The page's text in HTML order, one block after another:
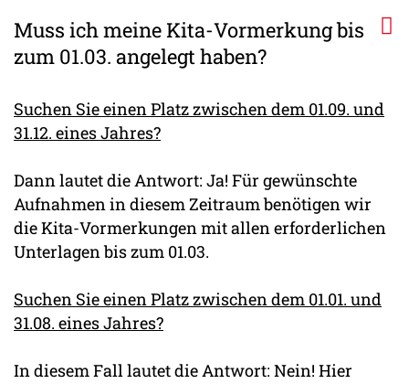
Muss ich meine Kita-Vormerkung bis
zum 01.03. angelegt haben?
Suchen Sie einen Platz zwischen dem 01.09. und
31.12. eines Jahres?
Dann lautet die Antwort: Ja! Für gewünschte
Aufnahmen in diesem Zeitraum benötigen wir
die Kita-Vormerkungen mit allen erforderlichen
Unterlagen bis zum 01.03.
Suchen Sie einen Platz zwischen dem 01.01. und
31.08. eines Jahres?
In diesem Fall lautet die Antwort: Nein! Hier